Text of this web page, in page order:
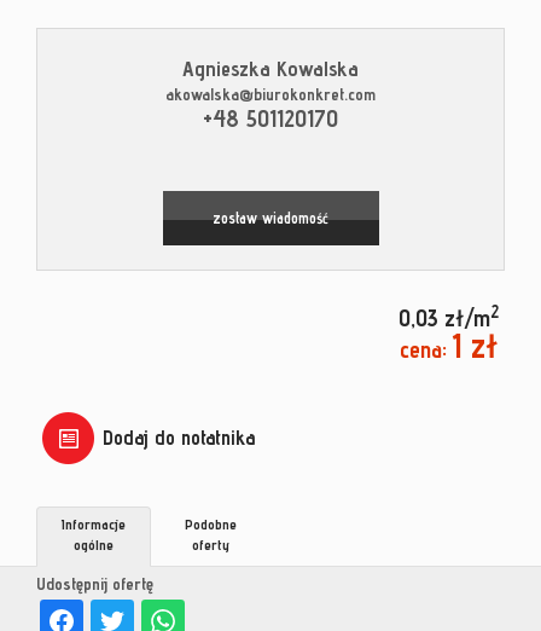
Leaflet © MapTiler©
Agnieszka Kowalska
akowalska@biurokonkret.com
+48 501120170
zostaw wiadomość
0,03 zł/m2
cena: 1 zł
Dodaj do notatnika
Udostępnij ofertę
Informacje
ogólne
Podobne
oferty